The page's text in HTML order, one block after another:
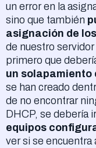
un error en la
sino que también
asignación de
de nuestro
primero que
un solapamiento
se han creado
de no encontrar
DHCP, se debería
equipos
ver si se encuentra